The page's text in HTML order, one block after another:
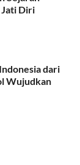
Jati Diri
dari
Wujudkan